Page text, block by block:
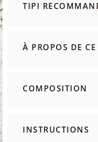
TIPI
À PROPOS DE
COMPOSITION
INSTRUCTIONS